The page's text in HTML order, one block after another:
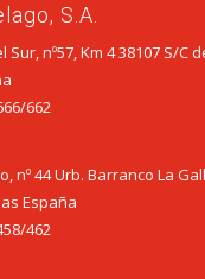
S.A.
nº57, Km 4 38107 S/C
/662
nº 44 Urb. Barranco La
España
/462